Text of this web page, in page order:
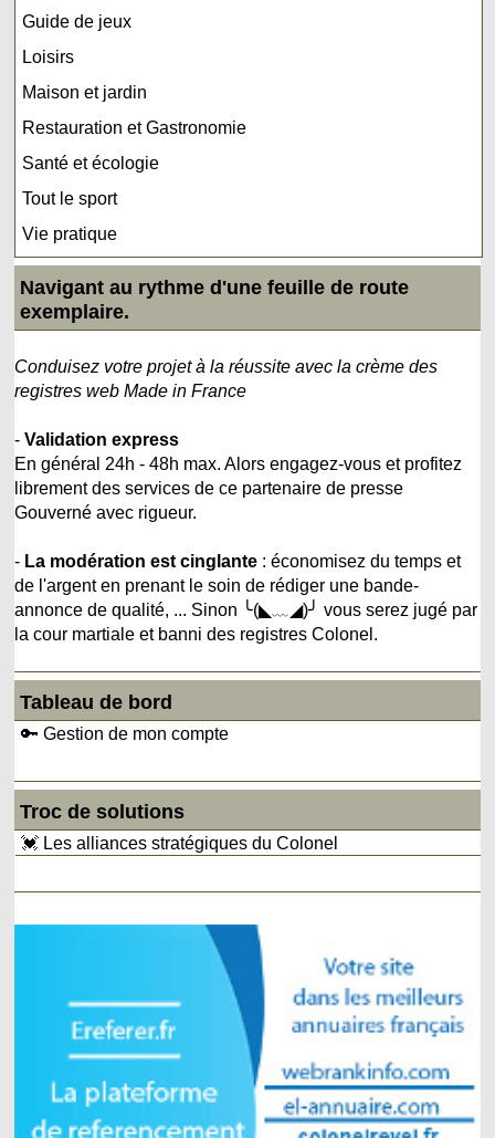
Guide de jeux
Loisirs
Maison et jardin
Restauration et Gastronomie
Santé et écologie
Tout le sport
Vie pratique
Navigant au rythme d'une feuille de route
exemplaire.
Conduisez votre projet à la réussite avec la crème des
registres web Made in France
-Validation express
En général 24h - 48h max. Alors engagez-vous et profitez
librement des services de ce partenaire de presse
Gouverné avec rigueur.
- La modération est cinglante : économisez du temps et
de l'argent en prenant le soin de rédiger une bande-
annonce de qualité, ... Sinon ╰(◣﹏◢)╯ vous serez jugé par
la cour martiale et banni des registres Colonel.
Tableau de bord
🔑 Gestion de mon compte
Troc de solutions
💓 Les alliances stratégiques du Colonel